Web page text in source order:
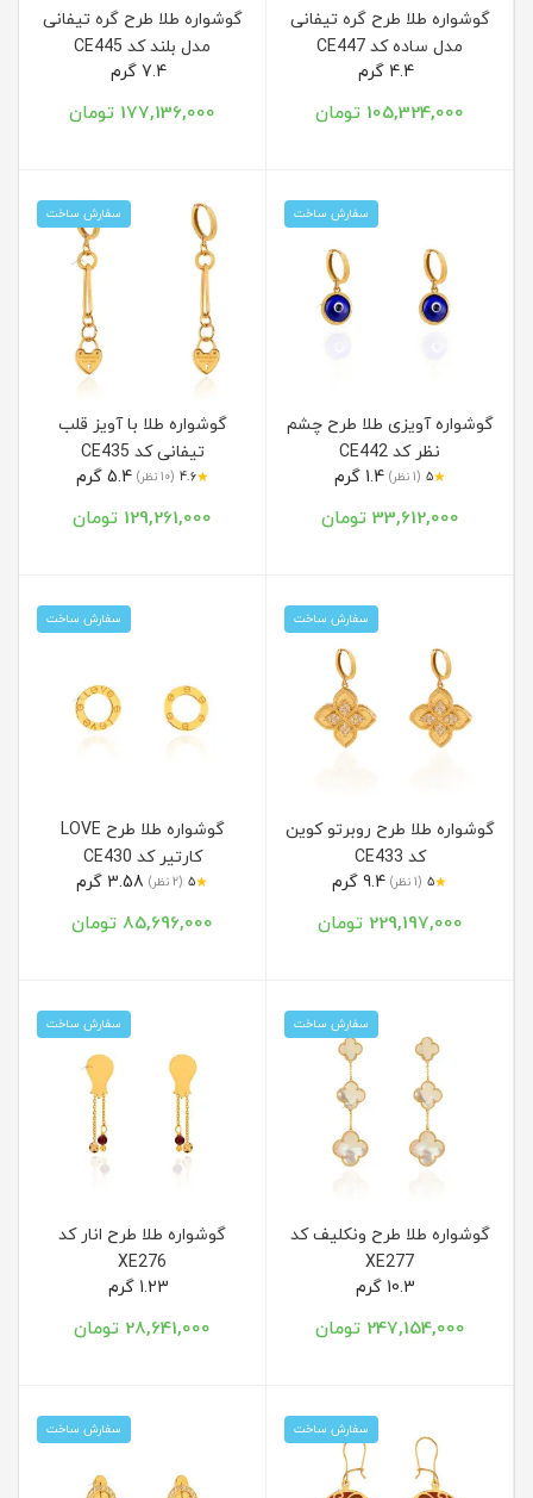
گوشواره طلا طرح گره تیفانی
مدل ساده کد CE447
4.4 گرم
105,324,000 تومان
گوشواره طلا طرح گره تیفانی
مدل بلند کد CE445
7.4 گرم
177,136,000 تومان
سفارش ساخت
گوشواره آویزی طلا طرح چشم
نظر کد CE442
★
5 (1 نظر) 1.4 گرم
33,612,000 تومان
سفارش ساخت
گوشواره طلا با آویز قلب
تیفانی کد CE435
★
4.6 (10 نظر) 5.4 گرم
129,261,000 تومان
سفارش ساخت
گوشواره طلا طرح روبرتو کوین
کد CE433
★
5 (1 نظر)
229,197,000 تومان
سفارش ساخت
گوشواره طلا طرح LOVE
کارتیر کد CE430
★
5 (2 نظر)
85,696,000 تومان
سفارش ساخت
گوشواره طلا طرح ونکلیف کد
XE277
247,154,000 تومان
سفارش ساخت
گوشواره طلا طرح انار کد
XE276
28,641,000 تومان
سفارش ساخت سفارش ساخت